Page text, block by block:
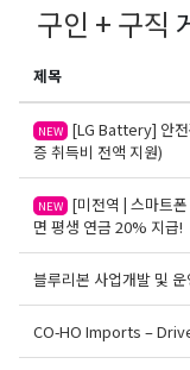
구인 + 구직
제목
NEW [LG Battery] 안전
증 취득비 전액 지원)
NEW [미전역 | 스마트
면 평생 연금 20% 지급!
블루리본 사업개발 및
CO-HO Imports –